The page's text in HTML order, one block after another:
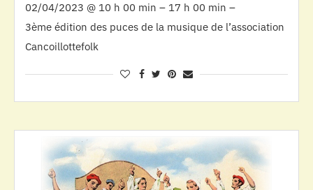
02/04/2023 @ 10 h 00 min – 17 h 00 min –
3ème édition des puces de la musique de l’association
Cancoillottefolk